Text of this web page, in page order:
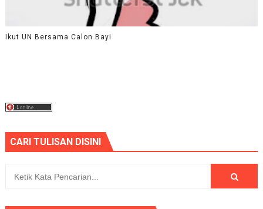
Ikut UN Bersama Calon Bayi
CARI TULISAN DISINI